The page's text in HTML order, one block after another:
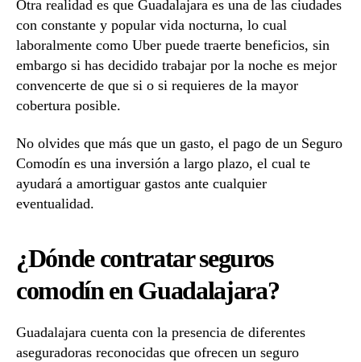
Otra realidad es que Guadalajara es una de las ciudades
con constante y popular vida nocturna, lo cual
laboralmente como Uber puede traerte beneficios, sin
embargo si has decidido trabajar por la noche es mejor
convencerte de que si o si requieres de la mayor
cobertura posible.
No olvides que más que un gasto, el pago de un Seguro
Comodín es una inversión a largo plazo, el cual te
ayudará a amortiguar gastos ante cualquier
eventualidad.
¿Dónde contratar seguros
comodín en Guadalajara?
Guadalajara cuenta con la presencia de diferentes
aseguradoras reconocidas que ofrecen un seguro